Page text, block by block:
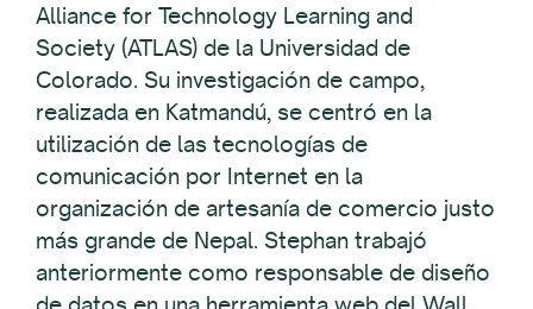
Alliance for Technology Learning and
Society (ATLAS) de la Universidad de
Colorado. Su investigación de campo,
realizada en Katmandú, se centró en la
utilización de las tecnologías de
comunicación por Internet en la
organización de artesanía de comercio justo
más grande de Nepal. Stephan trabajó
anteriormente como responsable de diseño